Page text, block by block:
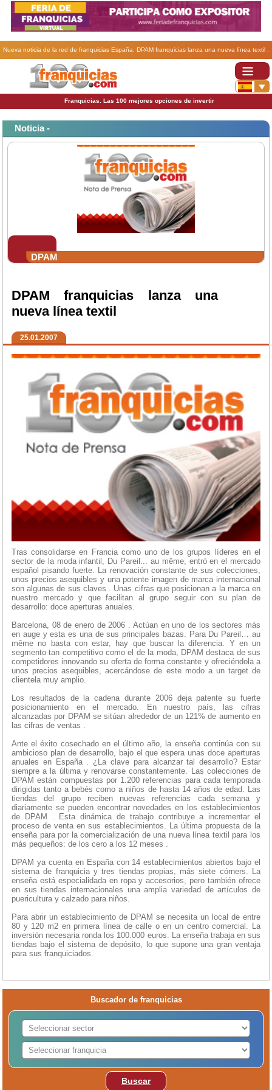
Nueva noticia de la red de franquicias España. DPAM franquicias lanza una nueva línea textil .
Franquicias. Las 100 mejores opciones de invertir
Noticia -
DPAM
DPAM franquicias lanza una
nueva línea textil
25.01.2007
Tras consolidarse en Francia como uno de los grupos líderes en el
sector de la moda infantil, Du Pareil... au même, entró en el mercado
español pisando fuerte. La renovación constante de sus colecciones,
unos precios asequibles y una potente imagen de marca internacional
son algunas de sus claves . Unas cifras que posicionan a la marca en
nuestro mercado y que facilitan al grupo seguir con su plan de
desarrollo: doce aperturas anuales.
Barcelona, 08 de enero de 2006 . Actúan en uno de los sectores más
en auge y esta es una de sus principales bazas. Para Du Pareil… au
même no basta con estar, hay que buscar la diferencia. Y en un
segmento tan competitivo como el de la moda, DPAM destaca de sus
competidores innovando su oferta de forma constante y ofreciéndola a
unos precios asequibles, acercándose de este modo a un target de
clientela muy amplio.
Los resultados de la cadena durante 2006 deja patente su fuerte
posicionamiento en el mercado. En nuestro país, las cifras
alcanzadas por DPAM se sitúan alrededor de un 121% de aumento en
las cifras de ventas .
Ante el éxito cosechado en el último año, la enseña continúa con su
ambicioso plan de desarrollo, bajo el que espera unas doce aperturas
anuales en España . ¿La clave para alcanzar tal desarrollo? Estar
siempre a la última y renovarse constantemente. Las colecciones de
DPAM están compuestas por 1.200 referencias para cada temporada
dirigidas tanto a bebés como a niños de hasta 14 años de edad. Las
tiendas del grupo reciben nuevas referencias cada semana y
diariamente se pueden encontrar novedades en los establecimientos
de DPAM . Esta dinámica de trabajo contribuye a incrementar el
proceso de venta en sus establecimientos. La última propuesta de la
enseña para por la comercialización de una nueva línea textil para los
más pequeños: de los cero a los 12 meses .
DPAM ya cuenta en España con 14 establecimientos abiertos bajo el
sistema de franquicia y tres tiendas propias, más siete córners. La
enseña está especialidada en ropa y accesorios, pero también ofrece
en sus tiendas internacionales una amplia variedad de artículos de
puericultura y calzado para niños.
Para abrir un establecimiento de DPAM se necesita un local de entre
80 y 120 m2 en primera línea de calle o en un centro comercial. La
inversión necesaria ronda los 100.000 euros. La enseña trabaja en sus
tiendas bajo el sistema de depósito, lo que supone una gran ventaja
para sus franquiciados.
Buscador de franquicias
Buscar